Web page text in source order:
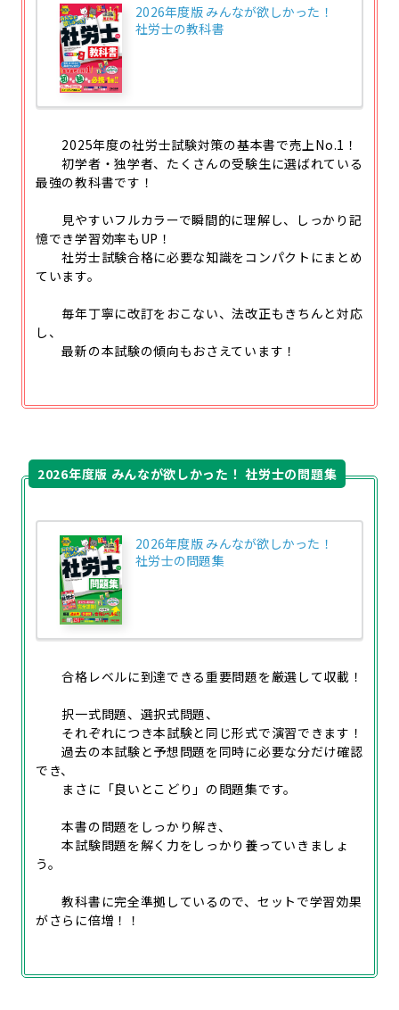
2026年度版 みんなが欲しかった！
社労士の教科書
2025年度の社労士試験対策の基本書で売上No.1！
初学者・独学者、たくさんの受験生に選ばれている
最強の教科書です！
見やすいフルカラーで瞬間的に理解し、しっかり記
憶でき学習効率もUP！
社労士試験合格に必要な知識をコンパクトにまとめ
ています。
毎年丁寧に改訂をおこない、法改正もきちんと対応
し、
最新の本試験の傾向もおさえています！
2026年度版 みんなが欲しかった！ 社労士の問題集
2026年度版 みんなが欲しかった！
社労士の問題集
合格レベルに到達できる重要問題を厳選して収載！
択一式問題、選択式問題、
それぞれにつき本試験と同じ形式で演習できます！
過去の本試験と予想問題を同時に必要な分だけ確認
でき、
まさに「良いとこどり」の問題集です。
本書の問題をしっかり解き、
本試験問題を解く力をしっかり養っていきましょ
う。
教科書に完全準拠しているので、セットで学習効果
がさらに倍増！！